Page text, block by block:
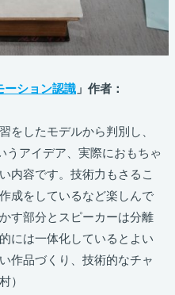
ーション認識 」作者：
をしたモデルから判別し、
うアイデア、実際におもちゃ
内容です。技術力もさるこ
成をしているなど楽しんで
す部分とスピーカーは分離
には一体化しているとよい
作品づくり、技術的なチャ
）